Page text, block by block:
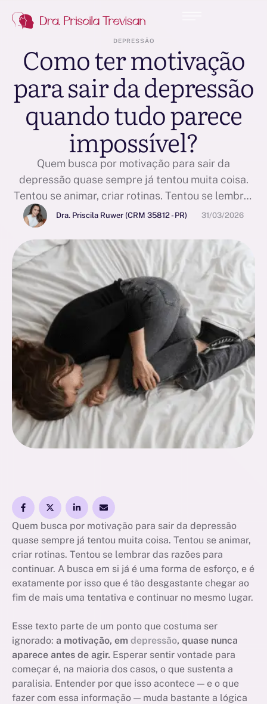
DEPRESSÃO
Como ter motivação
para sair da depressão
quando tudo parece
impossível?
Quem busca por motivação para sair da
depressão quase sempre já tentou muita coisa.
Tentou se animar, criar rotinas. Tentou se lembrar
das razões para continuar. A busca em si já é uma
forma de esforço, e é exatamente por isso que é
tão desgastante chegar ao fim de mais uma
tentativa e continuar no …
Dra. Priscila Ruwer (CRM 35812 - PR) 31/03/2026
Quem busca por motivação para sair da depressão
quase sempre já tentou muita coisa. Tentou se animar,
criar rotinas. Tentou se lembrar das razões para
continuar. A busca em si já é uma forma de esforço, e é
exatamente por isso que é tão desgastante chegar ao
fim de mais uma tentativa e continuar no mesmo lugar.
Esse texto parte de um ponto que costuma ser
ignorado: a motivação, em depressão, quase nunca
aparece antes de agir. Esperar sentir vontade para
começar é, na maioria dos casos, o que sustenta a
paralisia. Entender por que isso acontece — e o que
fazer com essa informação — muda bastante a lógica